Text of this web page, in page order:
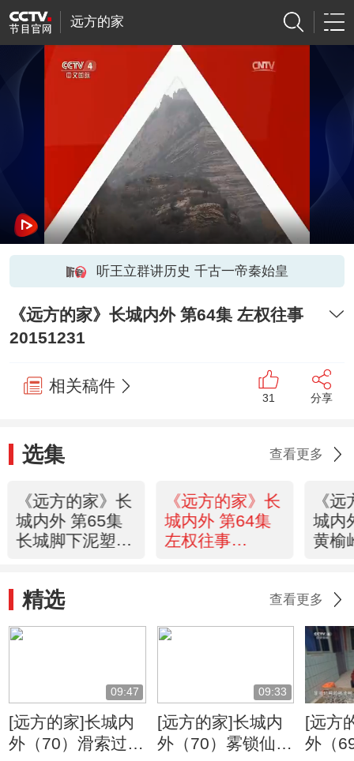
远方的家
听王立群讲历史 千古一帝秦始皇
《远方的家》长城内外 第64集 左权往事
20151231
相关稿件
31 分享
选集 查看更多
《远方的家》长
城内外 第65集
长城脚下泥塑人
《远方的家》长
城内外 第64集
左权往事
《
城内
黄榆
精选 查看更多
09:47
[远方的家]长城内
外（70）滑索过黄
09:33
[远方的家]长城内
外（70）雾锁仙人
[远方
外（